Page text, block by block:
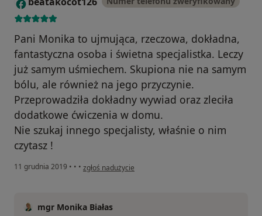
Pani Monika to ujmująca, rzeczowa, dokładna,
fantastyczna osoba i świetna specjalistka. Leczy
już samym uśmiechem. Skupiona nie na samym
bólu, ale również na jego przyczynie.
Przeprowadziła dokładny wywiad oraz zleciła
dodatkowe ćwiczenia w domu.
Nie szukaj innego specjalisty, właśnie o nim
czytasz !
11 grudnia 2019 • • • w opinii użytkownika beatakocot126
zgłoś nadużycie
mgr Monika Białas